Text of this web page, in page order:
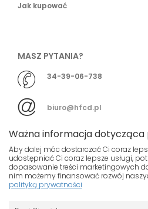
Jak kupować
MASZ PYTANIA?
34-39-06-738
biuro@hfcd.pl
© HFCD - HF Centrum
Ważna informacja
Aby dalej móc dostarczać Ci coraz
udostępniać Ci coraz lepsze usługi,
dopasowanie treści marketingowych
nim możemy finansować rozwój
polityką prywatności